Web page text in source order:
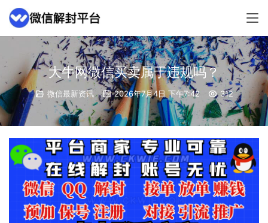
大牛网微信买卖属于违规吗？
微信最新资讯 2026年7月4日 下午7:42 312